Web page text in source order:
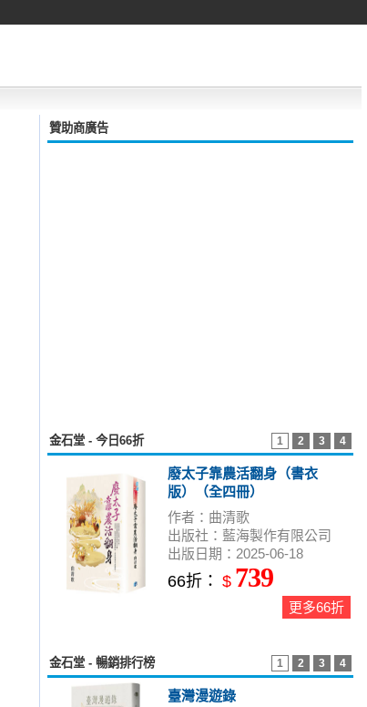
贊助商廣告
1 2 3 4
金石堂 - 今日66折
廢太子靠農活翻身（書衣
版）（全四冊）
作者：曲清歌
出版社：藍海製作有限公司
出版日期：2025-06-18
66折： $ 739
更多66折
1 2 3 4
金石堂 - 暢銷排行榜
臺灣漫遊錄